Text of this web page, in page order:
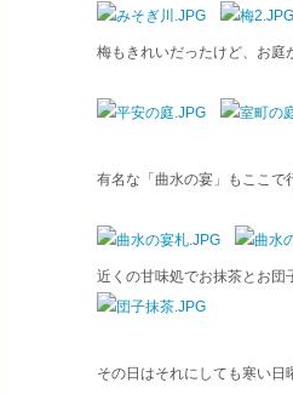
梅もきれいだったけど、お庭
有名な「曲水の宴」もここで
近くの甘味処でお抹茶とお団
その日はそれにしても寒い日